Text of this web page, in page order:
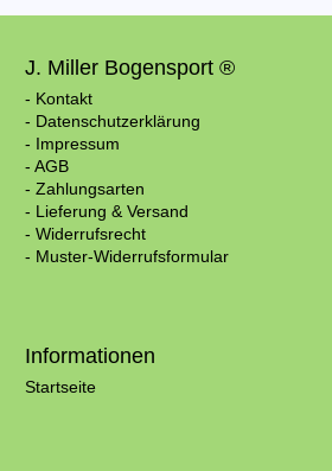
J. Miller Bogensport ®
- Kontakt
- Datenschutzerklärung
- Impressum
- AGB
- Zahlungsarten
- Lieferung & Versand
- Widerrufsrecht
- Muster-Widerrufsformular
Informationen
Startseite